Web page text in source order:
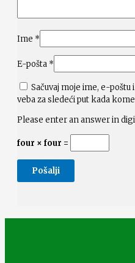
Ime *
E-pošta *
Sačuvaj moje ime, e-
veba za sledeći put kada
Please enter an answer in
four × four =